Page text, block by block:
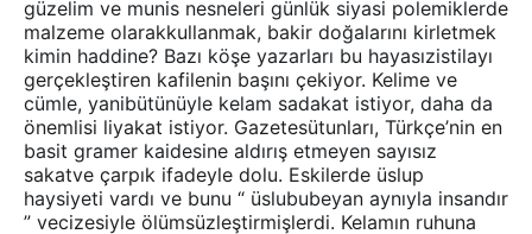
güzelim ve munis nesneleri günlük siyasi polemiklerde
malzeme olarakkullanmak, bakir doğalarını kirletmek
kimin haddine? Bazı köşe yazarları bu hayasızistilayı
gerçekleştiren kafilenin başını çekiyor. Kelime ve
cümle, yanibütünüyle kelam sadakat istiyor, daha da
önemlisi liyakat istiyor. Gazetesütunları, Türkçe’nin en
basit gramer kaidesine aldırış etmeyen sayısız
sakatve çarpık ifadeyle dolu. Eskilerde üslup
haysiyeti vardı ve bunu “ üslububeyan aynıyla insandır
” vecizesiyle ölümsüzleştirmişlerdi. Kelamın ruhuna